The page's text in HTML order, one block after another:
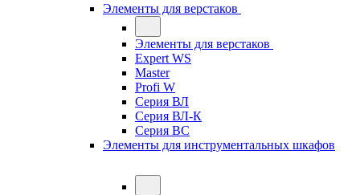
Элементы для верстаков
Элементы для верстаков
Expert WS
Master
Profi W
Серия ВЛ
Серия ВЛ-К
Серия ВС
Элементы для инструментальных шкафов